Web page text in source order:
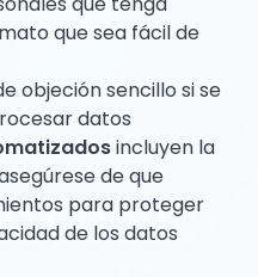
que sea fácil de
objeción sencillo si se
datos
incluyen la
de que
para proteger
de los datos